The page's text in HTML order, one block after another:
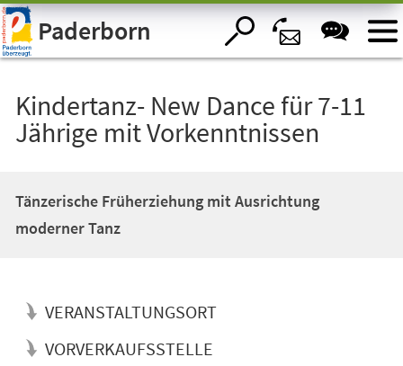
Visuelle
Assistenzsoftware
öffnen.Paderborn
Kindertanz- New Dance für 7-11
Jährige mit Vorkenntnissen
Tänzerische Früherziehung mit Ausrichtung
moderner Tanz
VERANSTALTUNGSORT
VORVERKAUFSSTELLE